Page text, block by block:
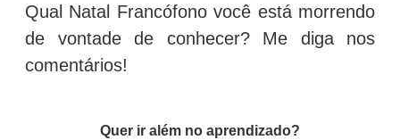
Qual Natal Francófono você está morrendo
de vontade de conhecer? Me diga nos
comentários!
Quer ir além no aprendizado?